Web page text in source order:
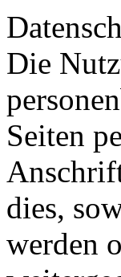
Die
Seiten
dies,
werden